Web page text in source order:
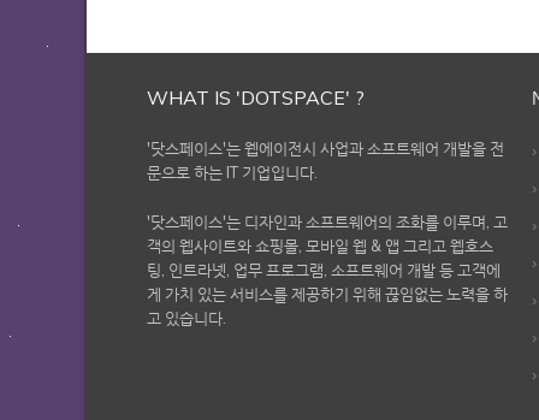
WHAT IS 'DOTSPACE' ?
'닷스페이스'는 웹에이전시 사업과 소프트웨어 개발을 전
문으로 하는 IT 기업입니다.
'닷스페이스'는 디자인과 소프트웨어의 조화를 이루며, 고
객의 웹사이트와 쇼핑몰, 모바일 웹 & 앱 그리고 웹호스
팅, 인트라넷, 업무 프로그램, 소프트웨어 개발 등 고객에
게 가치 있는 서비스를 제공하기 위해 끊임없는 노력을 하
고 있습니다.